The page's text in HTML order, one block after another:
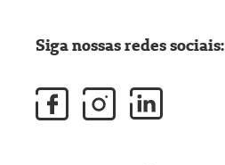
Siga nossas redes sociais: